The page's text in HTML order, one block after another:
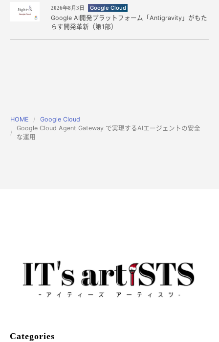
2026年8月3日 Google Cloud
Google AI開発プラットフォーム「Antigravity」がもた
らす開発革新（第1部）
HOME
Google Cloud
Google Cloud Agent Gateway で実現するAIエージェントの安全
な運用
Categories